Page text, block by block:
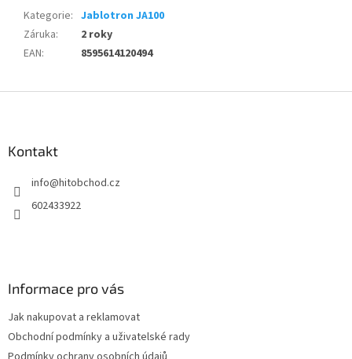
Kategorie: Jablotron JA100
Záruka:
2 roky
EAN: 8595614120494
Kontakt
info@hitobchod.cz
602433922
Informace pro vás
Jak nakupovat a reklamovat
Obchodní podmínky a uživatelské rady